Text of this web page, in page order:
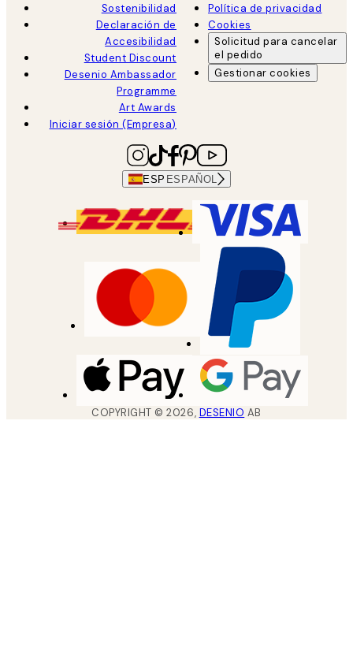
Sostenibilidad
Declaración de
Accesibilidad
Student Discount
Desenio Ambassador
Programme
Art Awards
Iniciar sesión (Empresa)
Política de privacidad
Cookies
Solicitud para cancelar
el pedido
Gestionar cookies
ESP ESPAÑOL
COPYRIGHT ©2026, DESENIO AB